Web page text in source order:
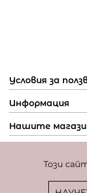
Този
Условия за
Информация
Нашите